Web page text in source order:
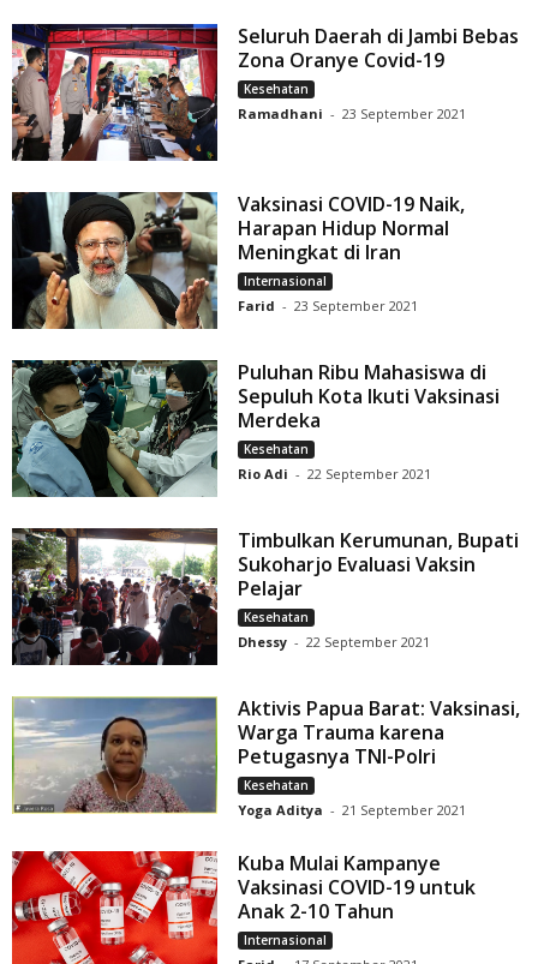
Seluruh Daerah di Jambi Bebas
Zona Oranye Covid-19
Kesehatan
Ramadhani - 23 September 2021
Vaksinasi COVID-19 Naik,
Harapan Hidup Normal
Meningkat di Iran
Internasional
Farid - 23 September 2021
Puluhan Ribu Mahasiswa di
Sepuluh Kota Ikuti Vaksinasi
Merdeka
Kesehatan
Rio Adi - 22 September 2021
Timbulkan Kerumunan, Bupati
Sukoharjo Evaluasi Vaksin
Pelajar
Kesehatan
Dhessy - 22 September 2021
Aktivis Papua Barat: Vaksinasi,
Warga Trauma karena
Petugasnya TNI-Polri
Kesehatan
Yoga Aditya - 21 September 2021
Kuba Mulai Kampanye
Vaksinasi COVID-19 untuk
Anak 2-10 Tahun
Internasional